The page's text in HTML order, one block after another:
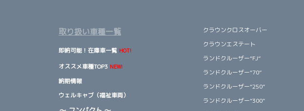
取り扱い車種一覧
即納可能！在庫車一覧 HOT!
オススメ車種TOP3 NEW!
納期情報
ウェルキャブ（福祉車両）
クラウンクロスオーバー
クラウンエステート
ランドクルーザー“FJ”
ランドクルーザー“70”
ランドクルーザー“250”
ランドクルーザー“300”